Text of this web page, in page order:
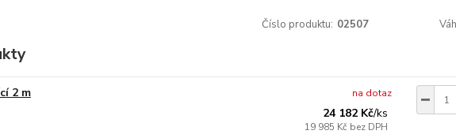
Číslo produktu: 02507
2 m
24 182 Kč/ks
19 985 Kč bez DPH
na dotaz